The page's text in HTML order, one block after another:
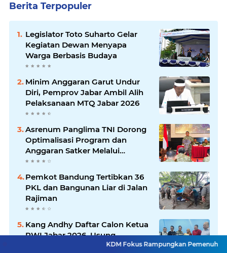
Berita Terpopuler
Legislator Toto Suharto Gelar
Kegiatan Dewan Menyapa
Warga Berbasis Budaya
Minim Anggaran Garut Undur
Diri, Pemprov Jabar Ambil Alih
Pelaksanaan MTQ Jabar 2026
Asrenum Panglima TNI Dorong
Optimalisasi Program dan
Anggaran Satker Melalui
Evaluasi Kinerja
Pemkot Bandung Tertibkan 36
PKL dan Bangunan Liar di Jalan
Rajiman
Kang Andhy Daftar Calon Ketua
PWI Jabar 2026, Usung
Program Kesejahteraan
KDM Fokus Rampungkan Pemenuhan Layanan